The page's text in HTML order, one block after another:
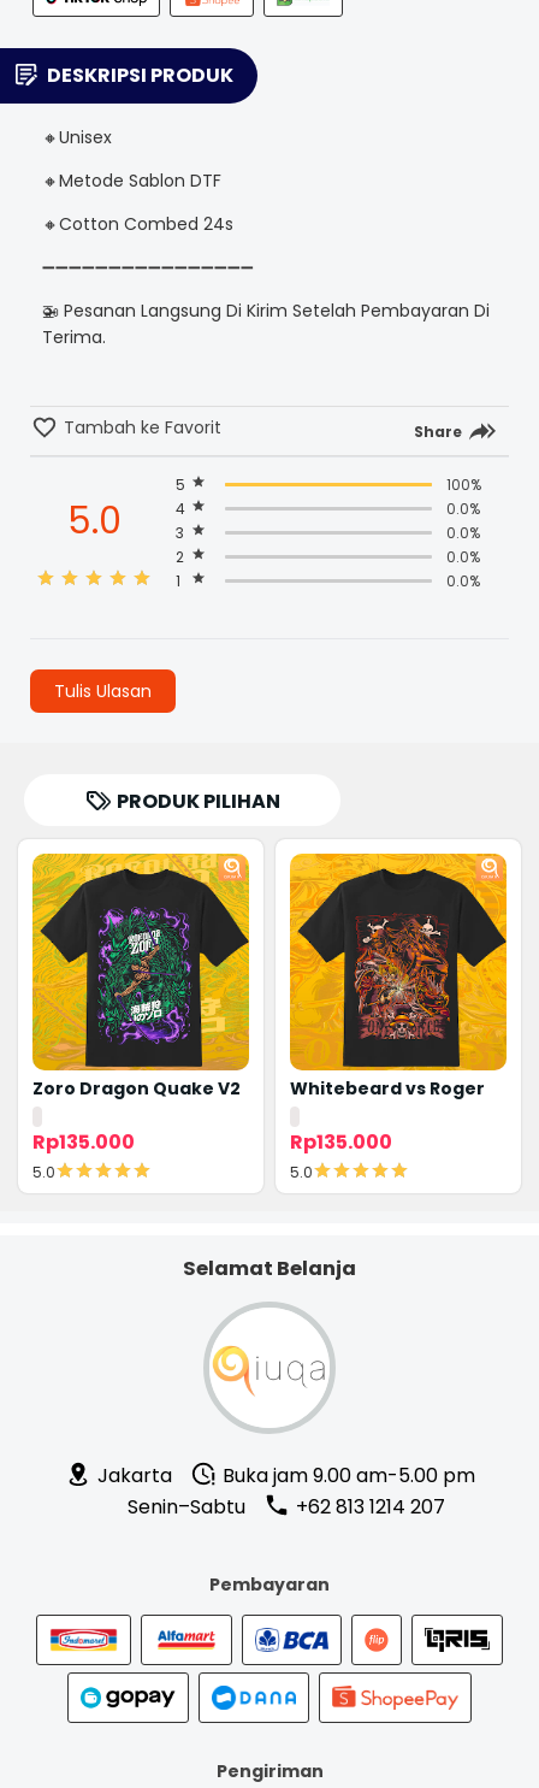
DESKRIPSI PRODUK
🔸Unisex
🔸Metode Sablon DTF
🔸Cotton Combed 24s
➖➖➖➖➖➖➖➖➖➖➖➖➖➖➖➖
🚁 Pesanan Langsung Di Kirim Setelah Pembayaran Di
Terima.
Tambah ke Favorit Share
5.0
5
100%
4
0.0%
3
0.0%
2
0.0%
1
0.0%
Tulis Ulasan
PRODUK PILIHAN
Zoro Dragon Quake V2
Rp135.000
5.0
Whitebeard vs Roger
Rp135.000
5.0
Selamat Belanja
Jakarta
Buka jam 9.00 am-5.00 pm
Senin–Sabtu
+62 813 1214 207
Pembayaran
Pengiriman